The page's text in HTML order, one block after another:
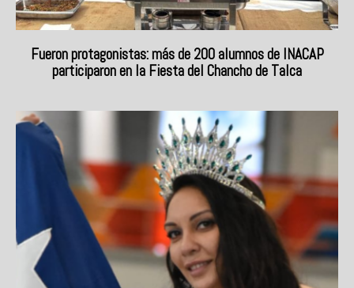
Fueron protagonistas: más de 200 alumnos de INACAP
participaron en la Fiesta del Chancho de Talca